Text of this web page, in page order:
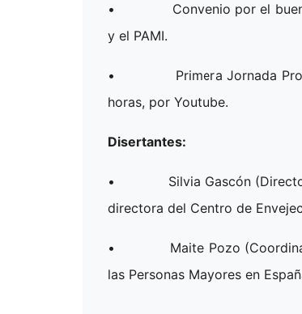
• Convenio por el buen
y el PAMI.
• Primera Jornada
horas, por Youtube.
Disertantes:
• Silvia Gascón (Directora
directora del Centro de
• Maite Pozo
las Personas Mayores en